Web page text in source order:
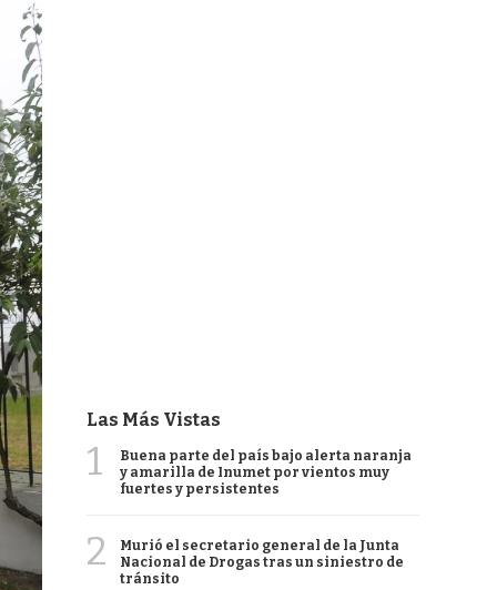
Las Más Vistas
1
Buena parte del país bajo alerta naranja
y amarilla de Inumet por vientos muy
fuertes y persistentes
2
Murió el secretario general de la Junta
Nacional de Drogas tras un siniestro de
tránsito